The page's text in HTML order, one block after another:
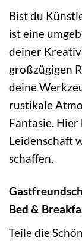
Bist du
ist eine
deiner
großzügigen
deine
rustikale
Fantasie.
Leidenschaft
schaffen.
Bed &
Teile die